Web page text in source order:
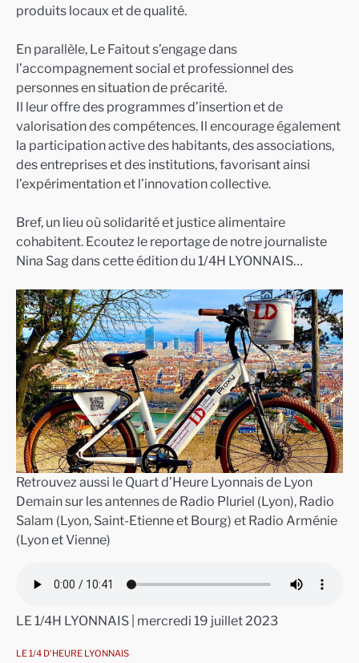
produits locaux et de qualité.
En parallèle, Le Faitout s’engage dans
l’accompagnement social et professionnel des
personnes en situation de précarité.
Il leur offre des programmes d’insertion et de
valorisation des compétences. Il encourage également
la participation active des habitants, des associations,
des entreprises et des institutions, favorisant ainsi
l’expérimentation et l’innovation collective.
Bref, un lieu où solidarité et justice alimentaire
cohabitent. Ecoutez le reportage de notre journaliste
Nina Sag dans cette édition du 1/4H LYONNAIS…
Retrouvez aussi le Quart d’Heure Lyonnais de Lyon
Demain sur les antennes de Radio Pluriel (Lyon), Radio
Salam (Lyon, Saint-Etienne et Bourg) et Radio Arménie
(Lyon et Vienne)
LE 1/4H LYONNAIS | mercredi 19 juillet 2023
LE 1/4 D'HEURE LYONNAIS